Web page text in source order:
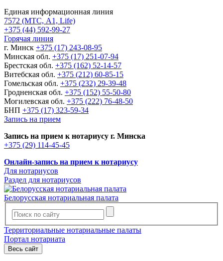
Единая информационная линия
7572 (МТС, A1, Life)
+375 (44) 592-99-27
Горячая линия
г. Минск +375 (17) 243-08-95
Минская обл. +375 (17) 251-07-94
Брестская обл. +375 (162) 52-14-57
Витебская обл. +375 (212) 60-85-15
Гомельская обл. +375 (232) 29-39-48
Гродненская обл. +375 (152) 55-50-80
Могилевская обл. +375 (222) 76-48-50
БНП +375 (17) 323-59-34
Запись на прием
Запись на прием к нотариусу г. Минска
+375 (29) 114-45-45
Онлайн-запись на прием к нотариусу
Для нотариусов
Раздел для нотариусов
Белорусская нотариальная палата
Территориальные нотариальные палаты
Портал нотариата
Весь сайт